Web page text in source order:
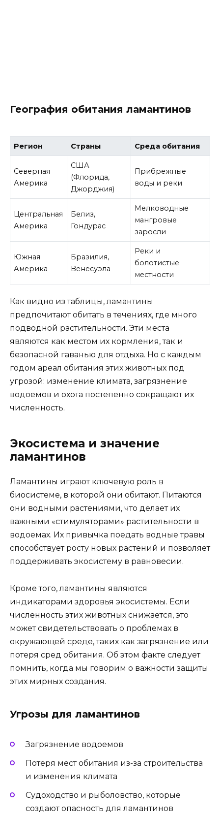
География обитания ламантинов
Регион Страны Среда обитания
Северная
Америка
США
(Флорида,
Джорджия)
Прибрежные
воды и реки
Центральная
Америка
Белиз,
Гондурас
Мелководные
мангровые
заросли
Южная
Америка
Бразилия,
Венесуэла
Реки и
болотистые
местности
Как видно из таблицы, ламантины
предпочитают обитать в течениях, где много
подводной растительности. Эти места
являются как местом их кормления, так и
безопасной гаванью для отдыха. Но с каждым
годом ареал обитания этих животных под
угрозой: изменение климата, загрязнение
водоемов и охота постепенно сокращают их
численность.
Экосистема и значение
ламантинов
Ламантины играют ключевую роль в
биосистеме, в которой они обитают. Питаются
они водными растениями, что делает их
важными «стимуляторами» растительности в
водоемах. Их привычка поедать водные травы
способствует росту новых растений и позволяет
поддерживать экосистему в равновесии.
Кроме того, ламантины являются
индикаторами здоровья экосистемы. Если
численность этих животных снижается, это
может свидетельствовать о проблемах в
окружающей среде, таких как загрязнение или
потеря сред обитания. Об этом факте следует
помнить, когда мы говорим о важности защиты
этих мирных создания.
Угрозы для ламантинов
Загрязнение водоемов
Потеря мест обитания из-за строительства
и изменения климата
Судоходство и рыболовство, которые
создают опасность для ламантинов